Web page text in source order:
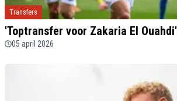
Transfers
'Toptransfer voor Zakaria El Ouahdi'
05 april 2026